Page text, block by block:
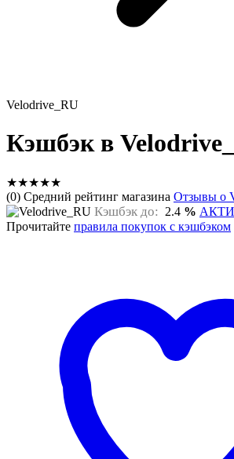
Velodrive_RU
Кэшбэк в
★★★★★
(0) Средний рейтинг магазина Отзывы о
Кэшбэк до: 2.4 %
Прочитайте правила покупок с кэшбэком